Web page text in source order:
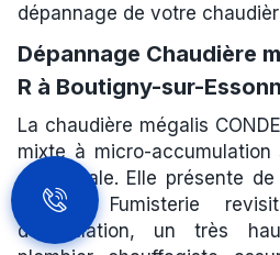
dépannage de votre
Dépannage Chaudière
R à Boutigny-sur-
La chaudière mégalis
mixte à micro-accumulation
ou latérale. Elle présente
comme Fumisterie
d'installation, un très